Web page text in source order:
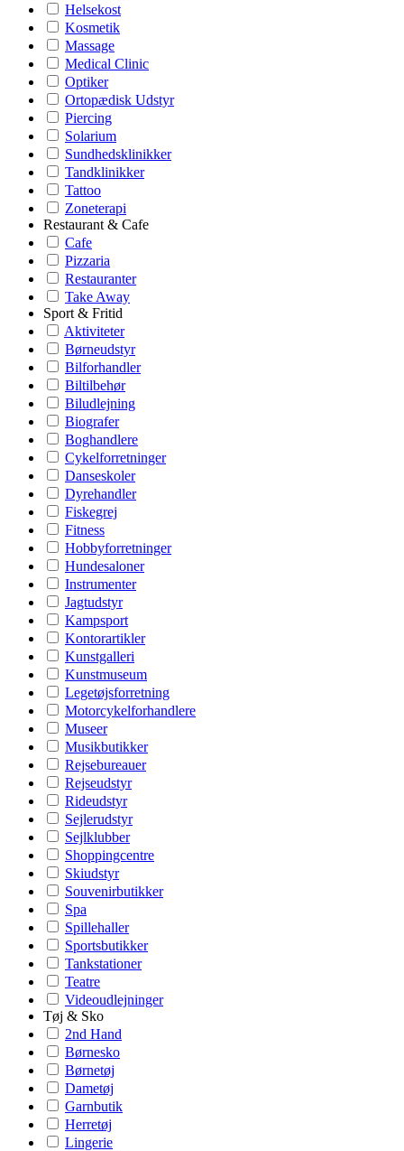
Helsekost
Kosmetik
Massage
Medical Clinic
Optiker
Ortopædisk Udstyr
Piercing
Solarium
Sundhedsklinikker
Tandklinikker
Tattoo
Zoneterapi
Restaurant & Cafe
Cafe
Pizzaria
Restauranter
Take Away
Sport & Fritid
Aktiviteter
Børneudstyr
Bilforhandler
Biltilbehør
Biludlejning
Biografer
Boghandlere
Cykelforretninger
Danseskoler
Dyrehandler
Fiskegrej
Fitness
Hobbyforretninger
Hundesaloner
Instrumenter
Jagtudstyr
Kampsport
Kontorartikler
Kunstgalleri
Kunstmuseum
Legetøjsforretning
Motorcykelforhandlere
Museer
Musikbutikker
Rejsebureauer
Rejseudstyr
Rideudstyr
Sejlerudstyr
Sejlklubber
Shoppingcentre
Skiudstyr
Souvenirbutikker
Spa
Spillehaller
Sportsbutikker
Tankstationer
Teatre
Videoudlejninger
Tøj & Sko
2nd Hand
Børnesko
Børnetøj
Dametøj
Garnbutik
Herretøj
Lingerie